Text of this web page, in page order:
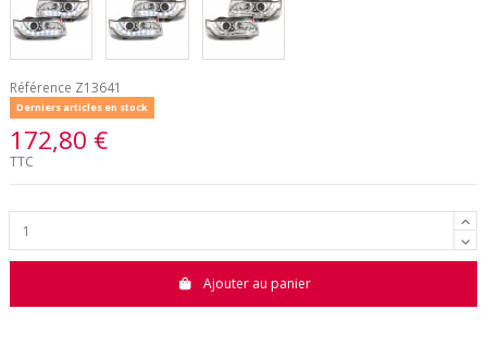
Référence Z13641
Derniers articles en stock
172,80 €
TTC
Ajouter au panier